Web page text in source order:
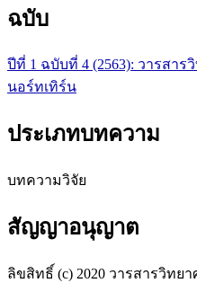
ฉบับ
ปีที่ 1 ฉบับที่ 4 (2563): วารสา
นอร์ทเทิร์น
ประเภทบทความ
บทความวิจัย
สัญญาอนุญาต
ลิขสิทธิ์ (c) 2020 วารสารวิทย